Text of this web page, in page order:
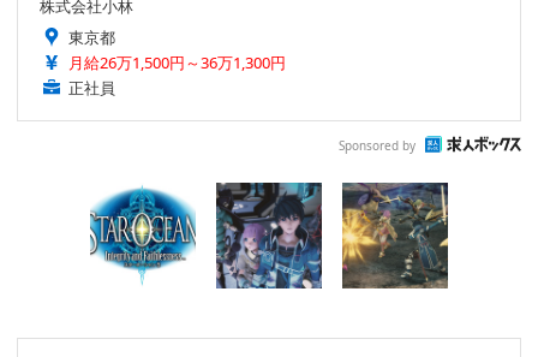
株式会社小林
東京都
月給26万1,500円～36万1,300円
正社員
Sponsored by